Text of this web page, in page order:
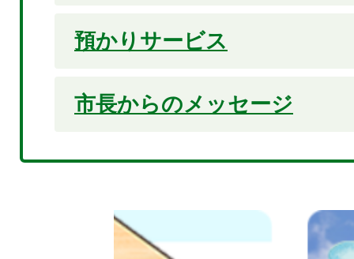
預かりサービス
市長からのメッセージ
2